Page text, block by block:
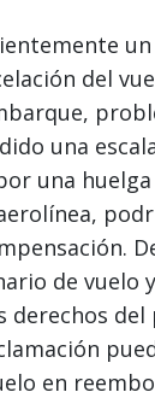
del
una
una huelga
de vuelo
derechos del
en